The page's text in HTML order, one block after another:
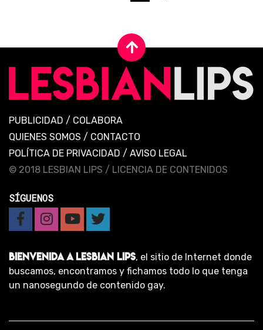
PUBLICIDAD / COLABORA
QUIENES SOMOS / CONTACTO
POLÍTICA DE PRIVACIDAD / AVISO LEGAL
© 2018 LESBIAN LIPS / LICENCIA DE CONTENIDOS
SÍGUENOS
BIENVENIDA A LESBIAN LIPS, el sitio de Internet donde
buscamos, encontramos y fichamos todo lo que tenga
un nanosegundo de contenido gay.